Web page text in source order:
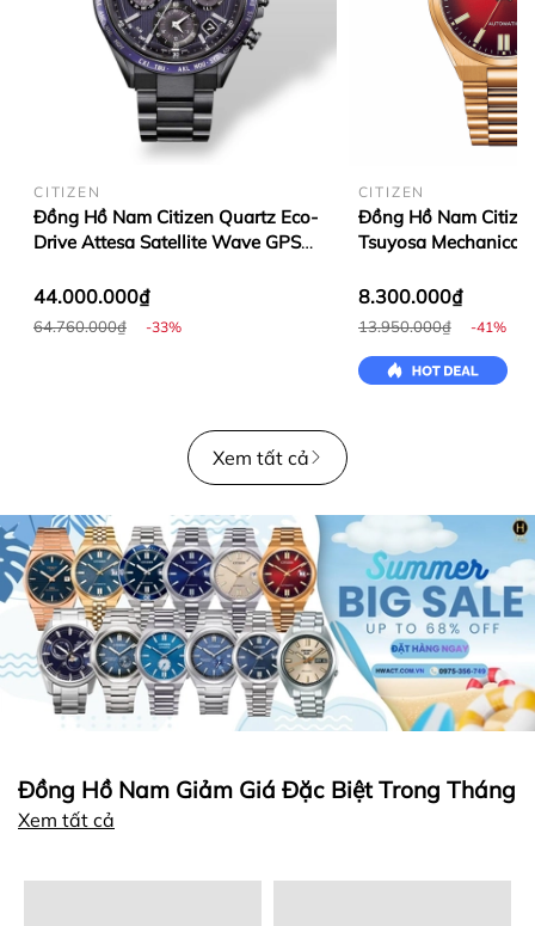
CITIZEN
Đồng Hồ Nam Citizen Quartz Eco-
Drive Attesa Satellite Wave GPS
44.000.000₫
64.760.000₫ -33%
CITIZEN
Đồng Hồ Nam
Tsuyosa Mechanical
8.300.000₫
13.950.000₫ -41%
Xem tất cả
Đồng Hồ Nam Giảm Giá Đặc Biệt Trong Tháng
Xem tất cả